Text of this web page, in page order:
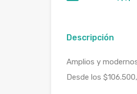
Descripción
Amplios y
Desde los